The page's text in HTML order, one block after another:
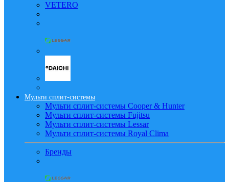
VETERO
Мульти сплит-системы
Мульти сплит-системы Cooper & Hunter
Мульти сплит-системы Fujitsu
Мульти сплит-системы Lessar
Мульти сплит-системы Royal Clima
Бренды